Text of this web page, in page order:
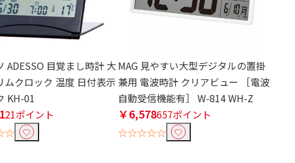
ADESSO 目覚まし時計 大
ムクロック 温度 日付表示
KH-01
21ポイント
MAG 見やすい大型デジタルの置掛
兼用 電波時計 クリアビュー ［電波
自動受信機能有］ W-814 WH-Z
￥6,578657ポイント
☆☆☆☆☆